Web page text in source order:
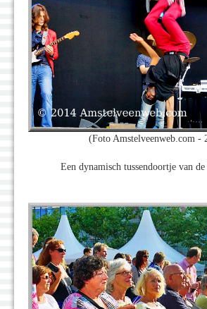
(Foto Amstelveenweb.com -
Een dynamisch tussendoortje van de